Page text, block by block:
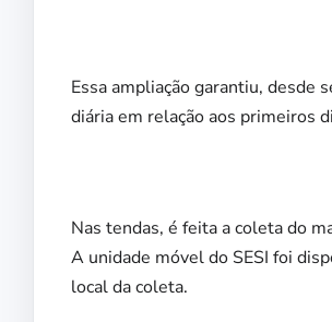
Essa ampliação garantiu, desde
diária em relação aos primeiros
Nas tendas, é feita a coleta do
A unidade móvel do SESI foi
local da coleta.